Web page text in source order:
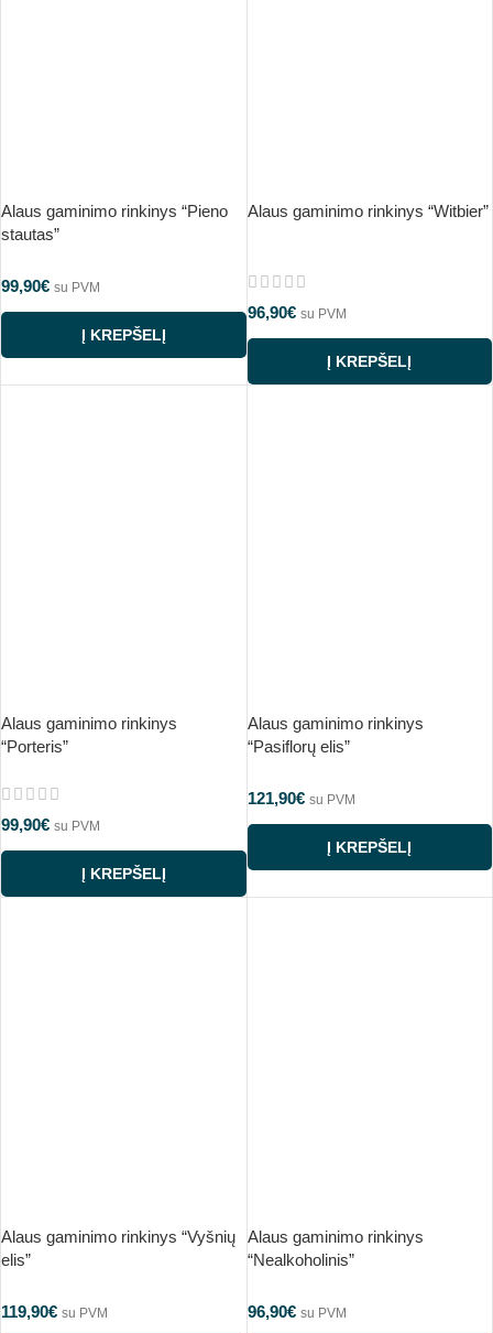
Alaus gaminimo rinkinys “Pieno
stautas”
99,90€ su PVM
Į KREPŠELĮ
Alaus gaminimo rinkinys “Witbier”
96,90€ su PVM
Į KREPŠELĮ
Alaus gaminimo rinkinys
“Porteris”
99,90€ su PVM
Į KREPŠELĮ
Alaus gaminimo rinkinys
“Pasiflorų elis”
121,90€ su PVM
Į KREPŠELĮ
Alaus gaminimo rinkinys “Vyšnių
elis”
119,90€ su PVM
Alaus gaminimo rinkinys
“Nealkoholinis”
96,90€ su PVM